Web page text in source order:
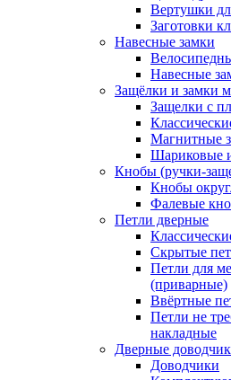
Вертушки
Заготовки
Навесные замки
Навесные
Защёлки и замки
Защелки с
Магнитные
Шариковые
Кнобы (ручки-
Кнобы
Фалевые
Петли дверные
Скрытые
Петли для
(приварные)
Ввёртные
Петли не
накладные
Дверные
Доводчики